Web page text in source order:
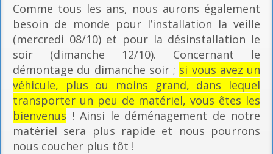
Comme tous les ans, nous aurons également
besoin de monde pour l’installation la veille
(mercredi 08/10) et pour la désinstallation le
soir (dimanche 12/10). Concernant le
démontage du dimanche soir ; si vous avez un
véhicule, plus ou moins grand, dans lequel
transporter un peu de matériel, vous êtes les
bienvenus ! Ainsi le déménagement de notre
matériel sera plus rapide et nous pourrons
nous coucher plus tôt !